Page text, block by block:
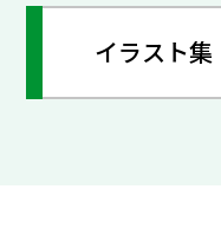
イラスト集